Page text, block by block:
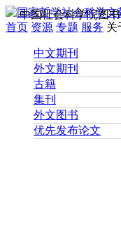
中国社会科学院图
首页 资源 专题 服务 关
中文期刊
外文期刊
古籍
集刊
外文图书
优先发布论文